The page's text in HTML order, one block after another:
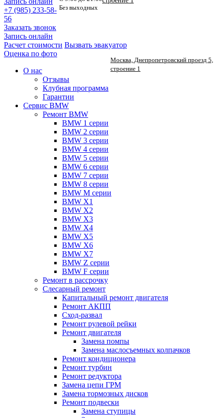
Без выходных
+7 (985) 233-58-
56
Заказать звонок
Запись онлайн
Расчет стоимости Вызвать эвакуатор
Москва, Днепропетровский проезд 5,
строение 1
Оценка по фото
О нас
Отзывы
Клубная программа
Гарантии
Сервис BMW
Ремонт BMW
BMW 1 серии
BMW 2 серии
BMW 3 серии
BMW 4 серии
BMW 5 серии
BMW 6 серии
BMW 7 серии
BMW 8 серии
BMW M серии
BMW X1
BMW X2
BMW X3
BMW X4
BMW X5
BMW X6
BMW X7
BMW Z серии
BMW F серии
Ремонт в рассрочку
Слесарный ремонт
Капитальный ремонт двигателя
Ремонт АКПП
Сход-развал
Ремонт рулевой рейки
Ремонт двигателя
Замена помпы
Замена маслосъемных колпачков
Ремонт кондиционера
Ремонт турбин
Ремонт редуктора
Замена цепи ГРМ
Замена тормозных дисков
Ремонт подвески
Замена ступицы